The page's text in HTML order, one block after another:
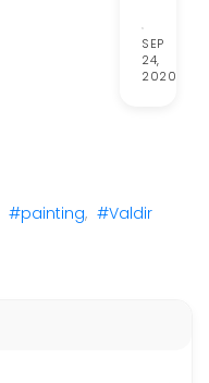
SEP
24,
2020
#painting, #Valdir